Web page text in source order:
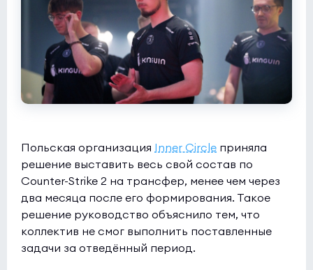
Польская организация Inner Circle приняла
решение выставить весь свой состав по
Counter-Strike 2 на трансфер, менее чем через
два месяца после его формирования. Такое
решение руководство объяснило тем, что
коллектив не смог выполнить поставленные
задачи за отведённый период.